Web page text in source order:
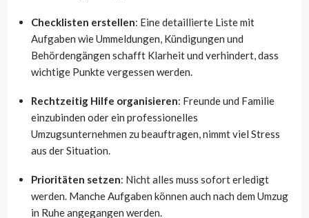
Checklisten erstellen: Eine detaillierte Liste mit
Aufgaben wie Ummeldungen, Kündigungen und
Behördengängen schafft Klarheit und verhindert, dass
wichtige Punkte vergessen werden.
Rechtzeitig Hilfe organisieren: Freunde und Familie
einzubinden oder ein professionelles
Umzugsunternehmen zu beauftragen, nimmt viel Stress
aus der Situation.
Prioritäten setzen: Nicht alles muss sofort erledigt
werden. Manche Aufgaben können auch nach dem Umzug
in Ruhe angegangen werden.